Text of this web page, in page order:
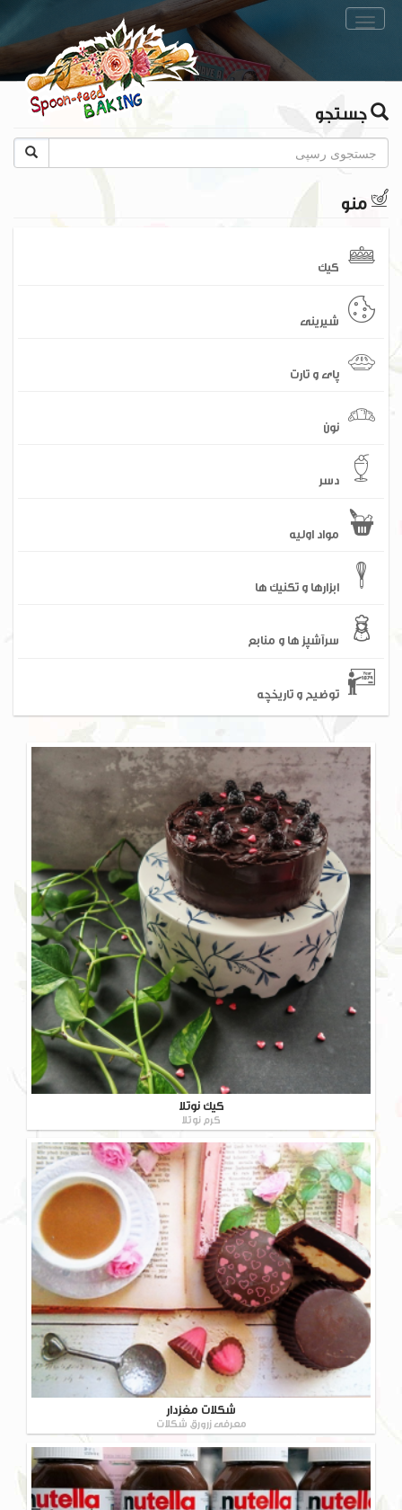
Toggle
جستجو
منو
کیک
شیرینی
پای و تارت
نون
دسر
مواد اولیه
ابزارها و تکنیک ها
سرآشپز ها و منابع
توضیح و تاریخچه
کیک نوتلا
کرم نوتلا
شکلات مغزدار
معرفی زرورق شکلات